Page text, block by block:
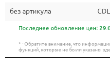
без артикула
Последнее обновление цен:
* - Обратите внимание, что
функций, которые не были указаны